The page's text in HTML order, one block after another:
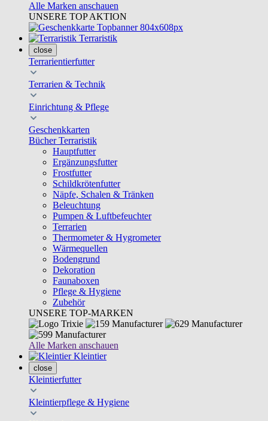
Alle Marken anschauen
UNSERE TOP AKTION
Terraristik
close
Terrarientierfutter
Terrarien & Technik
Einrichtung & Pflege
Geschenkkarten
Bücher Terraristik
Hauptfutter
Ergänzungsfutter
Frostfutter
Schildkrötenfutter
Näpfe, Schalen & Tränken
Beleuchtung
Pumpen & Luftbefeuchter
Terrarien
Thermometer & Hygrometer
Wärmequellen
Bodengrund
Dekoration
Faunaboxen
Pflege & Hygiene
Zubehör
UNSERE TOP-MARKEN
Alle Marken anschauen
Kleintier
close
Kleintierfutter
Kleintierpflege & Hygiene